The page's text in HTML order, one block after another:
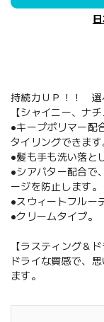
持続力ＵＰ！！ 選
【シャイニー、ナ
●キープポリマー配
タイリングできます
●髪も手も洗い落と
●シアバター配合で
ージを防止します。
●スウィートフルー
●クリームタイプ。
【ラスティング＆ド
ドライな質感で、
ます。